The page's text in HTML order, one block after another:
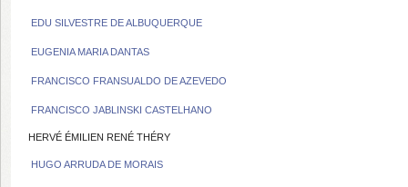
EDU SILVESTRE DE ALBUQUERQUE
EUGENIA MARIA DANTAS
FRANCISCO FRANSUALDO DE AZEVEDO
FRANCISCO JABLINSKI CASTELHANO
HERVÉ ÉMILIEN RENÉ THÉRY
HUGO ARRUDA DE MORAIS